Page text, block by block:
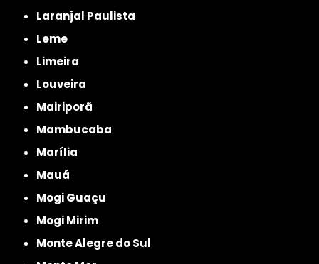
Laranjal Paulista
Leme
Limeira
Louveira
Mairiporã
Mambucaba
Marília
Mauá
Mogi Guaçu
Mogi Mirim
Monte Alegre do Sul